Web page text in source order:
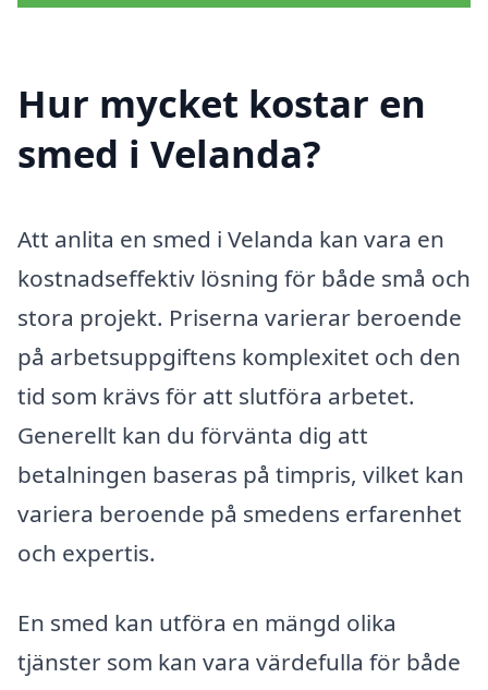
Hur mycket kostar en
smed i Velanda?
Att anlita en smed i Velanda kan vara en
kostnadseffektiv lösning för både små och
stora projekt. Priserna varierar beroende
på arbetsuppgiftens komplexitet och den
tid som krävs för att slutföra arbetet.
Generellt kan du förvänta dig att
betalningen baseras på timpris, vilket kan
variera beroende på smedens erfarenhet
och expertis.
En smed kan utföra en mängd olika
tjänster som kan vara värdefulla för både